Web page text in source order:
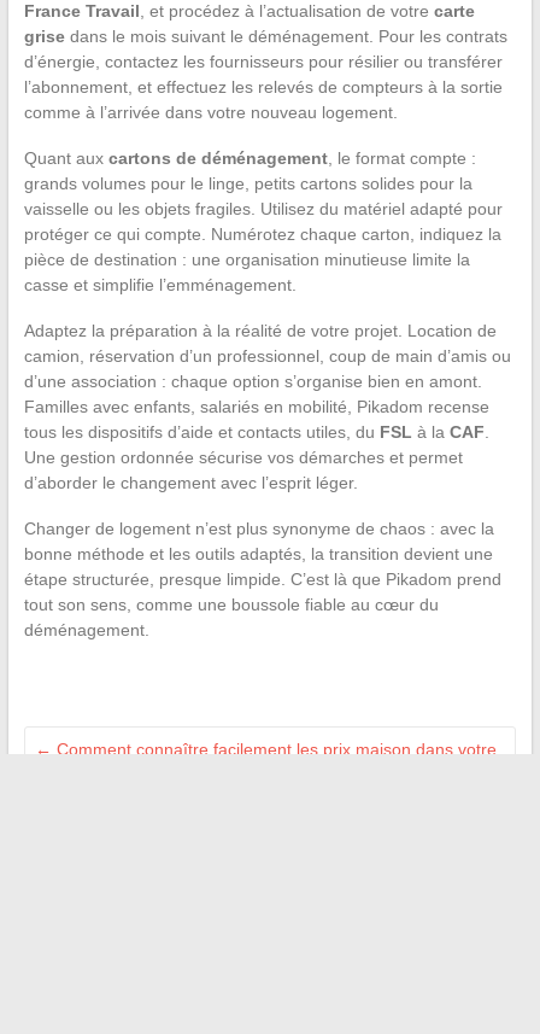
France Travail , et procédez à l’actualisation de votre carte
grisedans le mois suivant le déménagement. Pour les contrats
d’énergie, contactez les fournisseurs pour résilier ou transférer
l’abonnement, et effectuez les relevés de compteurs à la sortie
comme à l’arrivée dans votre nouveau logement.
Quant aux cartons de déménagement, le format compte :
grands volumes pour le linge, petits cartons solides pour la
vaisselle ou les objets fragiles. Utilisez du matériel adapté pour
protéger ce qui compte. Numérotez chaque carton, indiquez la
pièce de destination : une organisation minutieuse limite la
casse et simplifie l’emménagement.
Adaptez la préparation à la réalité de votre projet. Location de
camion, réservation d’un professionnel, coup de main d’amis ou
d’une association : chaque option s’organise bien en amont.
Familles avec enfants, salariés en mobilité, Pikadom recense
tous les dispositifs d’aide et contacts utiles, du FSL à la CAF
Une gestion ordonnée sécurise vos démarches et permet
d’aborder le changement avec l’esprit léger.
Changer de logement n’est plus synonyme de chaos : avec la
bonne méthode et les outils adaptés, la transition devient une
étape structurée, presque limpide. C’est là que Pikadom prend
tout son sens, comme une boussole fiable au cœur du
déménagement.
← Comment connaître facilement les prix maison dans votre